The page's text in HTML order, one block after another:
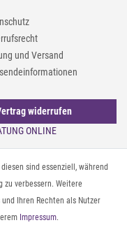
und Versand
widerrufen
ONLINE
messen & kürzen
& UV-Schutz
und Material-Guide
richtig organisieren
sind essenziell, während
zu verbessern. Weitere
Ihren Rechten als Nutzer
Impressum.